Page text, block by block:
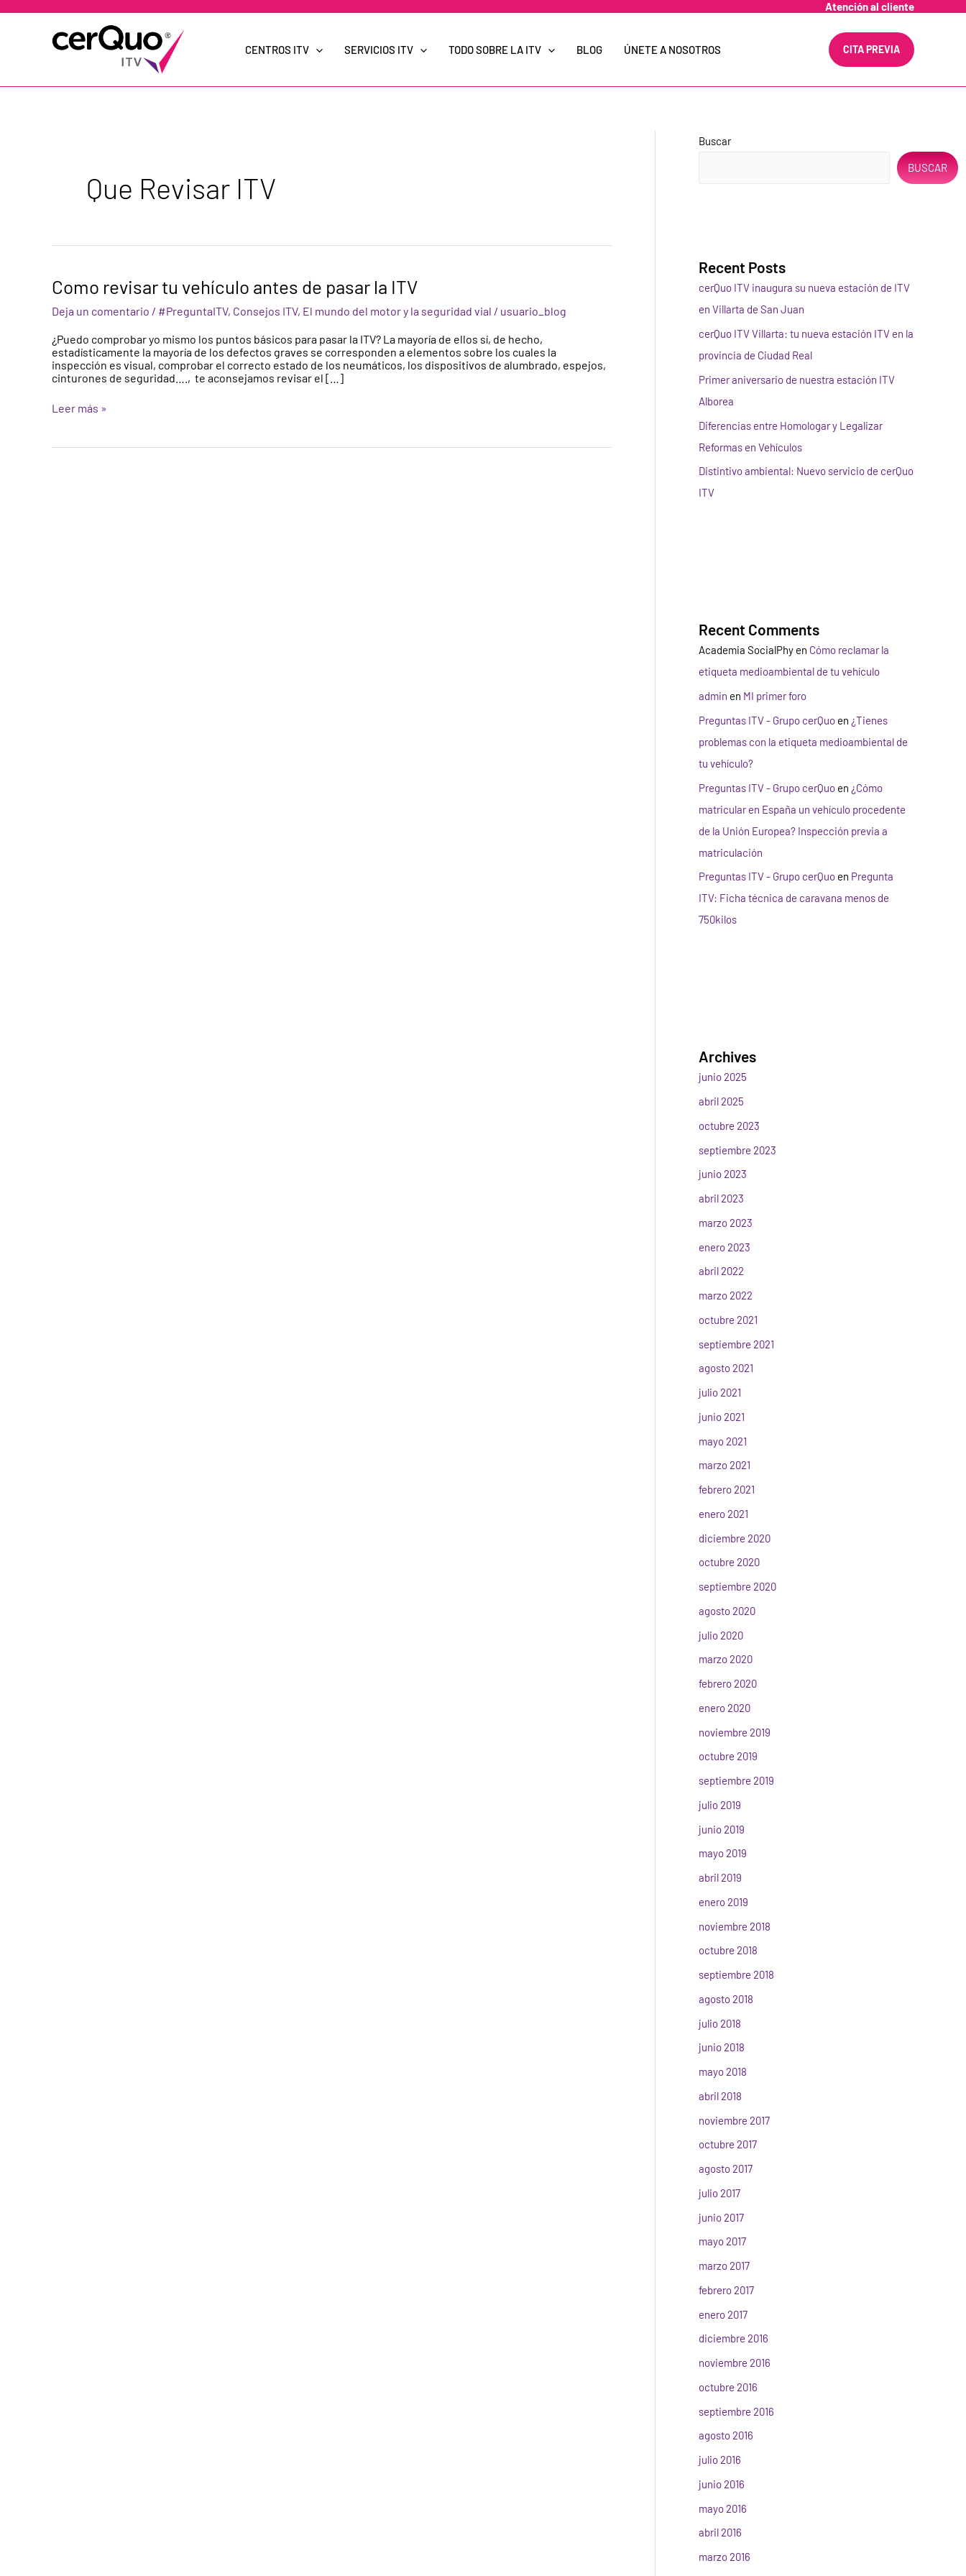
Atención al cliente
CENTROS ITV SERVICIOS ITV TODO SOBRE LA ITV BLOG ÚNETE A NOSOTROS CITA PREVIA
Que Revisar ITV
Como revisar tu vehículo antes de pasar la ITV
Deja un comentario / #PreguntaITV, Consejos ITV, El mundo del motor y la seguridad vial / usuario_blog
¿Puedo comprobar yo mismo los puntos básicos para pasar la ITV? La mayoría de ellos sí, de hecho,
estadísticamente la mayoría de los defectos graves se corresponden a elementos sobre los cuales la
inspección es visual, comprobar el correcto estado de los neumáticos, los dispositivos de alumbrado, espejos,
cinturones de seguridad…., te aconsejamos revisar el […]
Como
revisar
tu
vehículo
de
pasar
la
ITV
Leer más »
Buscar
BUSCAR
Recent Posts
cerQuo ITV inaugura su nueva estación de ITV
en Villarta de San Juan
cerQuo ITV Villarta: tu nueva estación ITV en la
provincia de Ciudad Real
Primer aniversario de nuestra estación ITV
Alborea
Diferencias entre Homologar y Legalizar
Reformas en Vehículos
Distintivo ambiental: Nuevo servicio de cerQuo
ITV
Recent Comments
Academia SocialPhy en Cómo reclamar la
etiqueta medioambiental de tu vehículo
admin en MI primer foro
Preguntas ITV - Grupo cerQuo en ¿Tienes
problemas con la etiqueta medioambiental de
tu vehículo?
Preguntas ITV - Grupo cerQuo en ¿Cómo
matricular en España un vehículo procedente
de la Unión Europea? Inspección previa a
matriculación
Preguntas ITV - Grupo cerQuo en Pregunta
ITV: Ficha técnica de caravana menos de
750kilos
Archives
junio 2025
abril 2025
octubre 2023
septiembre 2023
junio 2023
abril 2023
marzo 2023
enero 2023
abril 2022
marzo 2022
octubre 2021
septiembre 2021
agosto 2021
julio 2021
junio 2021
mayo 2021
marzo 2021
febrero 2021
enero 2021
diciembre 2020
octubre 2020
septiembre 2020
agosto 2020
julio 2020
marzo 2020
febrero 2020
enero 2020
noviembre 2019
octubre 2019
septiembre 2019
julio 2019
junio 2019
mayo 2019
abril 2019
enero 2019
noviembre 2018
octubre 2018
septiembre 2018
agosto 2018
julio 2018
junio 2018
mayo 2018
abril 2018
noviembre 2017
octubre 2017
agosto 2017
julio 2017
junio 2017
mayo 2017
marzo 2017
febrero 2017
enero 2017
diciembre 2016
noviembre 2016
octubre 2016
septiembre 2016
agosto 2016
julio 2016
junio 2016
mayo 2016
abril 2016
marzo 2016